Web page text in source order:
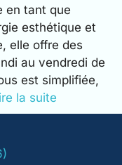
en tant que
esthétique et
elle offre des
au vendredi de
est simplifiée,
la suite